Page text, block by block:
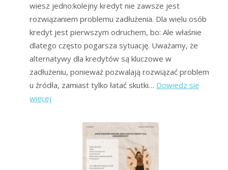
wiesz jedno:kolejny kredyt nie zawsze jest
rozwiązaniem problemu zadłużenia. Dla wielu osób
kredyt jest pierwszym odruchem, bo: Ale właśnie
dlatego często pogarsza sytuację. Uważamy, że
alternatywy dla kredytów są kluczowe w
zadłużeniu, ponieważ pozwalają rozwiązać problem
u źródła, zamiast tylko łatać skutki… Dowiedz się
więcej
zadłużonych